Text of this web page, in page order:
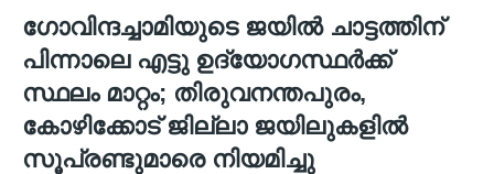
ഗോവിന്ദച്ചാമിയുടെ ജയിൽ ചാട്ടത്തിന്
പിന്നാലെ എട്ടു ഉദ്യോഗസ്ഥർക്ക്
സ്ഥലം മാറ്റം; തിരുവനന്തപുരം,
കോഴിക്കോട് ജില്ലാ ജയിലുകളിൽ
സൂപ്രണ്ടുമാരെ നിയമിച്ചു